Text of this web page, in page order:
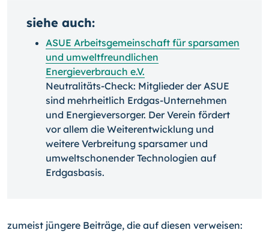
siehe auch:
ASUE Arbeitsgemeinschaft für sparsamen
und umweltfreundlichen
Energieverbrauch e.V.
Neutralitäts-Check: Mitglieder der ASUE
sind mehrheitlich Erdgas-Unternehmen
und Energieversorger. Der Verein fördert
vor allem die Weiterentwicklung und
weitere Verbreitung sparsamer und
umweltschonender Technologien auf
Erdgasbasis.
zumeist jüngere Beiträge, die auf diesen verweisen: